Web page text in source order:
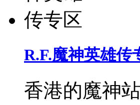
R.F.魔神英雄传
香港的魔神站